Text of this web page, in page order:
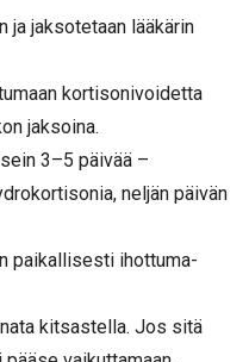
ja jaksotetaan lääkärin
kortisonivoidetta
jaksoina.
3–5 päivää –
neljän päivän
paikallisesti ihottuma-
kitsastella. Jos sitä